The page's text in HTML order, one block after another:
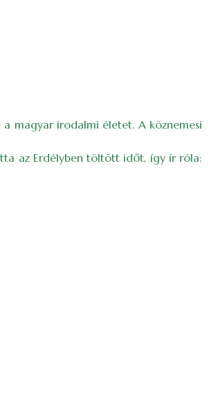
a magyar irodalmi életet. A köznemesi
az Erdélyben töltött időt, így ír róla: